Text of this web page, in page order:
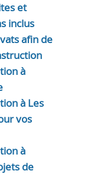
et
inclus
afin de
à
à Les
vos
à
de